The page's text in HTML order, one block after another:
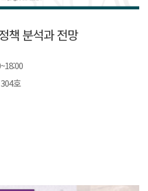
책 분석과 전망
호